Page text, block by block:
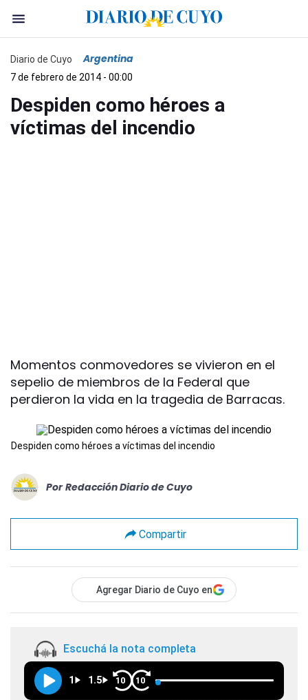
Diario de Cuyo Argentina
7 de febrero de 2014 - 00:00
Despiden como héroes a
víctimas del incendio
Momentos conmovedores se vivieron en el
sepelio de miembros de la Federal que
perdieron la vida en la tragedia de Barracas.
Despiden como héroes a víctimas del incendio
Por Redacción Diario de Cuyo
Compartir
Agregar Diario de Cuyo en
Escuchá la nota completa
1 1.5 10 10